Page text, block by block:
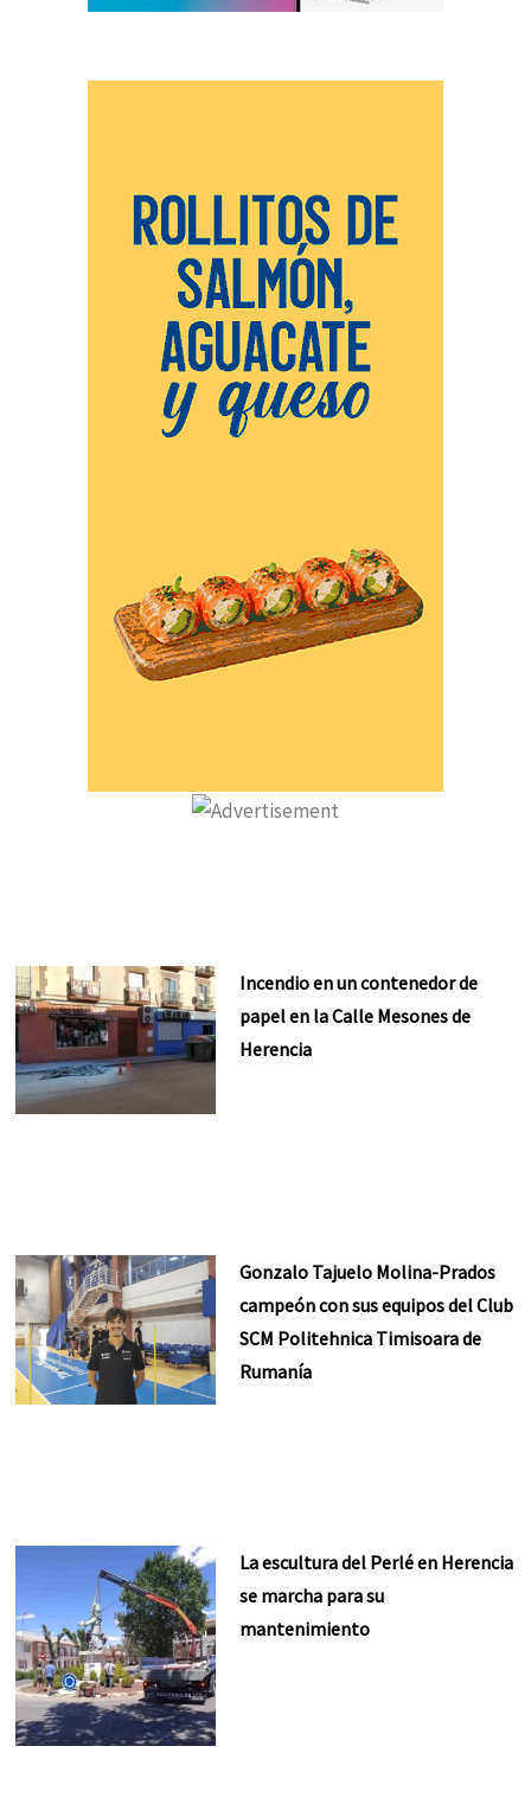
Incendio en un contenedor de
papel en la Calle Mesones de
Herencia
Gonzalo Tajuelo Molina-Prados
campeón con sus equipos del Club
SCM Politehnica Timisoara de
Rumanía
La escultura del Perlé en Herencia
se marcha para su
mantenimiento